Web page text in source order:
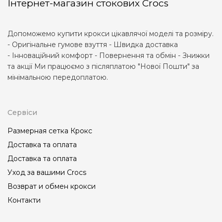
Інтернет-магазин стокових Crocs
Допоможемо купити крокси цікавлячої моделі та розміру.
- Оригінальне гумове взуття - Швидка доставка
- Інноваційний комфорт - Повернення та обмін - Знижки
та акції Ми працюємо з післяплатою "Нової Пошти" за
мінімальною передоплатою.
Сервіси
Размерная сетка Крокс
Доставка та оплата
Доставка та оплата
Уход за вашими Crocs
Возврат и обмен крокси
Контакти